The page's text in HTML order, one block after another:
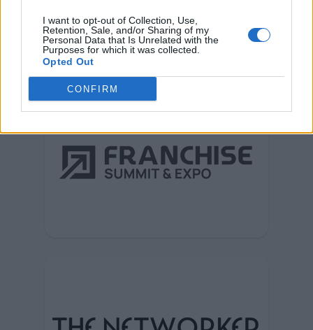
I want to opt-out of Collection, Use,
Retention, Sale, and/or Sharing of my
Personal Data that Is Unrelated with the
Purposes for which it was collected.
Opted Out
CONFIRM